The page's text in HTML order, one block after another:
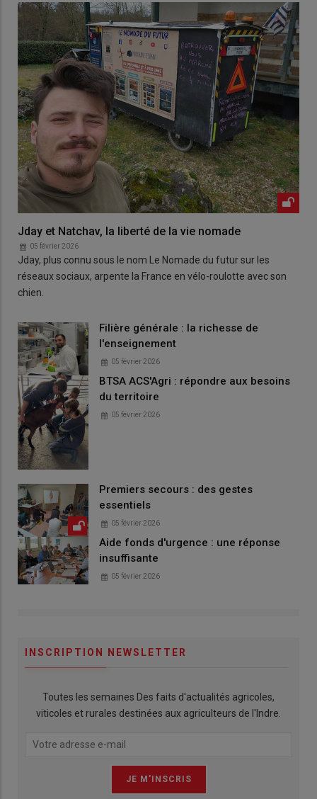
Jday et Natchav, la liberté de la vie nomade
05 février 2026
Jday, plus connu sous le nom Le Nomade du futur sur les
réseaux sociaux, arpente la France en vélo-roulotte avec son
chien.
Filière générale : la richesse de
l'enseignement
05 février 2026
BTSA ACS'Agri : répondre aux besoins
du territoire
05 février 2026
Premiers secours : des gestes
essentiels
05 février 2026
Aide fonds d'urgence : une réponse
insuffisante
05 février 2026
INSCRIPTION NEWSLETTER
Toutes les semaines Des faits d'actualités agricoles,
viticoles et rurales destinées aux agriculteurs de l'Indre.